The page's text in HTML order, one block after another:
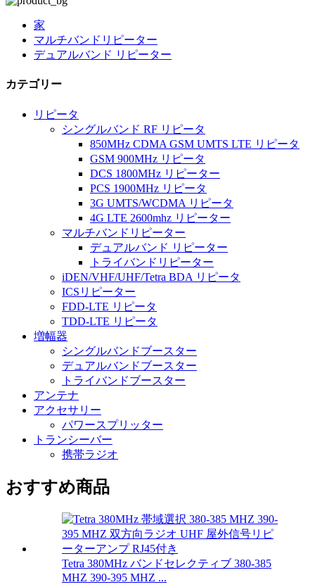
家
マルチバンドリピーター
デュアルバンド リピーター
カテゴリー
リピータ
シングルバンド RF リピータ
850MHz CDMA GSM UMTS LTE リピータ
GSM 900MHz リピータ
DCS 1800MHz リピーター
PCS 1900MHz リピータ
3G UMTS/WCDMA リピータ
4G LTE 2600mhz リピーター
マルチバンドリピーター
デュアルバンド リピーター
トライバンドリピーター
iDEN/VHF/UHF/Tetra BDA リピータ
ICSリピーター
FDD-LTE リピータ
TDD-LTE リピータ
増幅器
シングルバンドブースター
デュアルバンドブースター
トライバンドブースター
アンテナ
アクセサリー
パワースプリッター
トランシーバー
携帯ラジオ
おすすめ商品
Tetra 380MHz バンドセレクティブ 380-385
MHZ 390-395 MHZ ...